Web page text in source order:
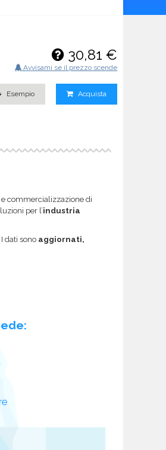
30,81 €
Avvisami se il prezzo scende
Esempio Acquista
e commercializzazione di
per l’industria
dati sono aggiornati,